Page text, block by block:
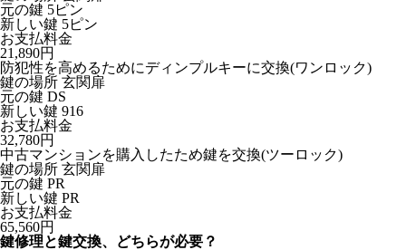
元の鍵 5ピン
新しい鍵 5ピン
お支払料金
21,890円
防犯性を高めるためにディンプルキーに交換(ワンロック)
鍵の場所 玄関扉
元の鍵 DS
新しい鍵 916
お支払料金
32,780円
中古マンションを購入したため鍵を交換(ツーロック)
鍵の場所 玄関扉
元の鍵 PR
新しい鍵 PR
お支払料金
65,560円
鍵修理と鍵交換、どちらが必要？